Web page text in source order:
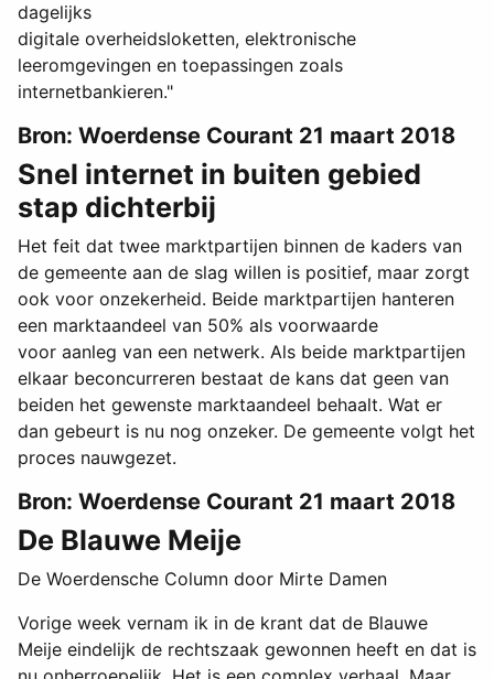
dagelijks
digitale overheidsloketten, elektronische
leeromgevingen en toepassingen zoals
internetbankieren."
Bron: Woerdense Courant 21 maart 2018
Snel internet in buiten gebied
stap dichterbij
Het feit dat twee marktpartijen binnen de kaders van
de gemeente aan de slag willen is positief, maar zorgt
ook voor onzekerheid. Beide marktpartijen hanteren
een marktaandeel van 50% als voorwaarde
voor aanleg van een netwerk. Als beide marktpartijen
elkaar beconcurreren bestaat de kans dat geen van
beiden het gewenste marktaandeel behaalt. Wat er
dan gebeurt is nu nog onzeker. De gemeente volgt het
proces nauwgezet.
Bron: Woerdense Courant 21 maart 2018
De Blauwe Meije
De Woerdensche Column door Mirte Damen
Vorige week vernam ik in de krant dat de Blauwe
Meije eindelijk de rechtszaak gewonnen heeft en dat is